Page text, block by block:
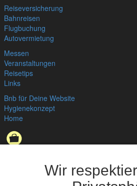
Wir
Reiseversicherung
Bahnreisen
Flugbuchung
Autovermietung
Messen
Veranstaltungen
Reisetips
Links
Bnb für Deine Website
Hygienekonzept
Home